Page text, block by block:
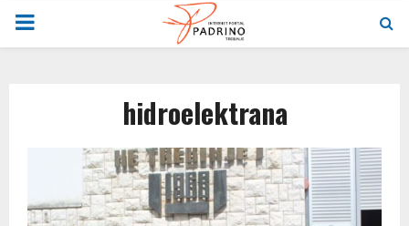
PRIMARY
hidroelektrana